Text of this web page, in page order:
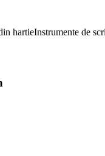
hartieInstrumente de